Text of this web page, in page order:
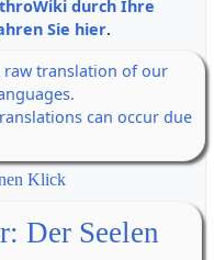
durch Ihre
Sie hier.
raw translation of our
can occur due
Klick
Der Seelen